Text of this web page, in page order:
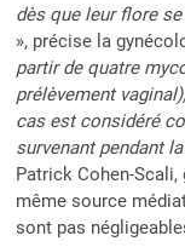
dès que leur flore
», précise la
partir de quatre
prélèvement
cas est considéré
survenant pendant
Patrick Cohen-
même source
sont pas